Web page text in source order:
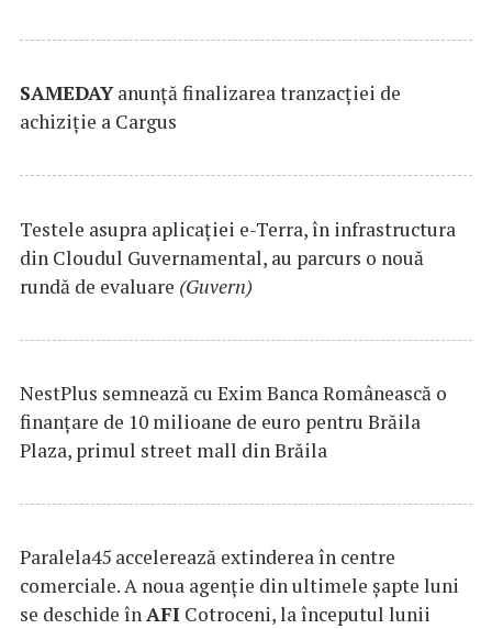
SAMEDAYanunță finalizarea tranzacției de
achiziție a Cargus
Testele asupra aplicaţiei e-Terra, în infrastructura
din Cloudul Guvernamental, au parcurs o nouă
rundă de evaluare (Guvern)
NestPlus semnează cu Exim Banca Românească o
finanțare de 10 milioane de euro pentru Brăila
Plaza, primul street mall din Brăila
Paralela45 accelerează extinderea în centre
comerciale. A noua agenție din ultimele șapte luni
se deschide înAFI Cotroceni, la începutul lunii